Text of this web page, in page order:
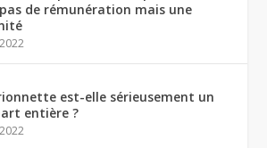
de rémunération mais une
est-elle sérieusement un
entière ?